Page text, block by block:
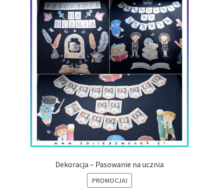
Dekoracja – Pasowanie na ucznia
PROMOCJA!